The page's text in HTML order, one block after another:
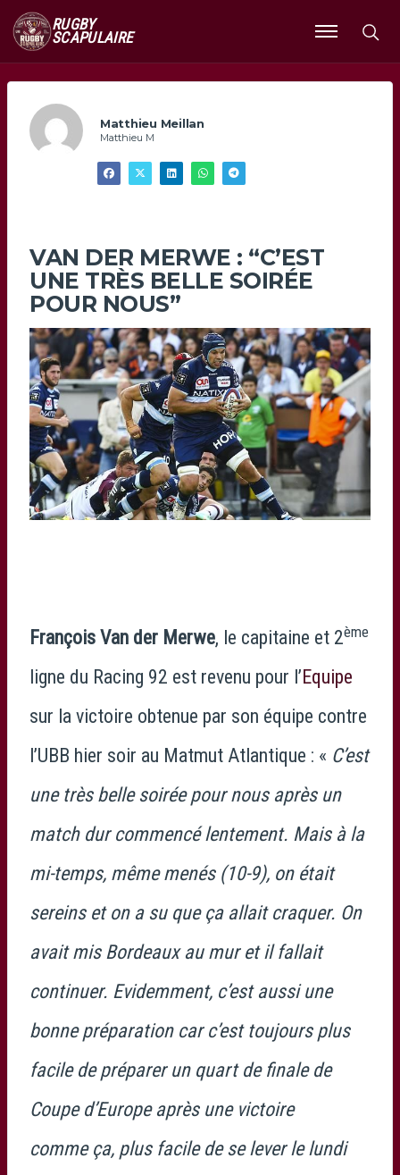
RUGBY
SCAPULAIRE
Ouvrir
le
Matthieu Meillan
Matthieu M
VAN DER MERWE : “C’EST
UNE TRÈS BELLE SOIRÉE
POUR NOUS”
François Van der Merwe, le capitaine et 2ème
ligne du Racing 92 est revenu pour l’Equipe
sur la victoire obtenue par son équipe contre
l’UBB hier soir au Matmut Atlantique : « C’est
une très belle soirée pour nous après un
match dur commencé lentement. Mais à la
mi-temps, même menés (10-9), on était
sereins et on a su que ça allait craquer. On
avait mis Bordeaux au mur et il fallait
continuer. Evidemment, c’est aussi une
bonne préparation car c’est toujours plus
facile de préparer un quart de finale de
Coupe d’Europe après une victoire
comme ça, plus facile de se lever le lundi